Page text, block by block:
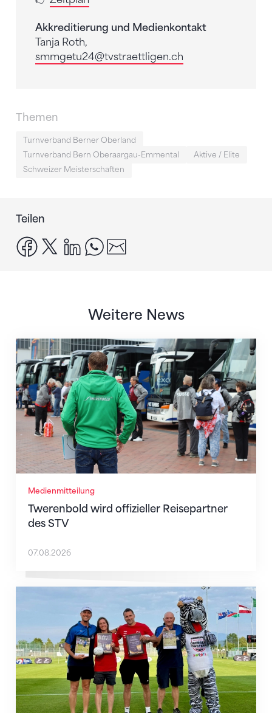
Akkreditierung und Medienkontakt
Tanja Roth,
smmgetu24@tvstraettligen.ch
Themen
Turnverband Berner Oberland
Turnverband Bern Oberaargau-Emmental
Aktive / Elite
Schweizer Meisterschaften
Teilen
facebook
x linkedinwhatsapp
Weitere News
Medienmitteilung
Twerenbold wird offizieller Reisepartner
des STV
Twerenbold wird offizieller Reisepartner des STV
07.08.2026
IFA-Awards an Schweizer Faustball-Vertreter*innen